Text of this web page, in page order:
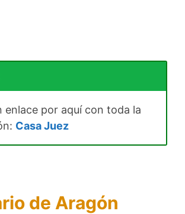
enlace por aquí con toda la
Casa Juez
de Aragón